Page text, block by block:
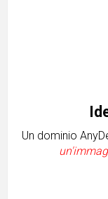
Un dominio